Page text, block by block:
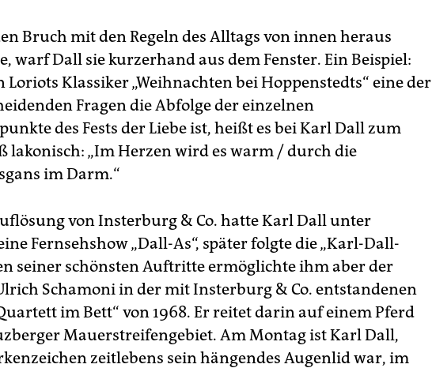
Bruch mit den Regeln des Alltags von innen heraus
warf Dall sie kurzerhand aus dem Fenster. Ein Beispiel:
Loriots Klassiker „Weihnachten bei Hoppenstedts“ eine der
Fragen die Abfolge der einzelnen
des Fests der Liebe ist, heißt es bei Karl Dall zum
lakonisch: „Im Herzen wird es warm / durch die
im Darm.“
von Insterburg & Co. hatte Karl Dall unter
Fernsehshow „Dall-As“, später folgte die „Karl-Dall-
seiner schönsten Auftritte ermöglichte ihm aber der
Schamoni in der mit Insterburg & Co. entstandenen
im Bett“ von 1968. Er reitet darin auf einem Pferd
Mauerstreifengebiet. Am Montag ist Karl Dall,
zeitlebens sein hängendes Augenlid war, im